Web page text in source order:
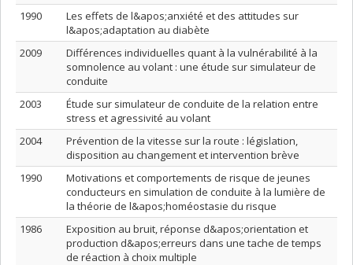
1990
Les effets de l&apos;anxiété et des attitudes sur
l&apos;adaptation au diabète
2009
Différences individuelles quant à la vulnérabilité à la
somnolence au volant : une étude sur simulateur de
conduite
2003
Étude sur simulateur de conduite de la relation entre
stress et agressivité au volant
2004
Prévention de la vitesse sur la route : législation,
disposition au changement et intervention brève
1990
Motivations et comportements de risque de jeunes
conducteurs en simulation de conduite à la lumière de
la théorie de l&apos;homéostasie du risque
1986
Exposition au bruit, réponse d&apos;orientation et
production d&apos;erreurs dans une tache de temps
de réaction à choix multiple